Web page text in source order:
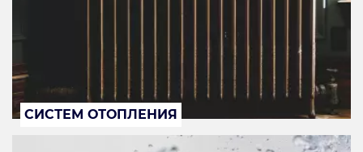
СИСТЕМ ОТОПЛЕНИЯ